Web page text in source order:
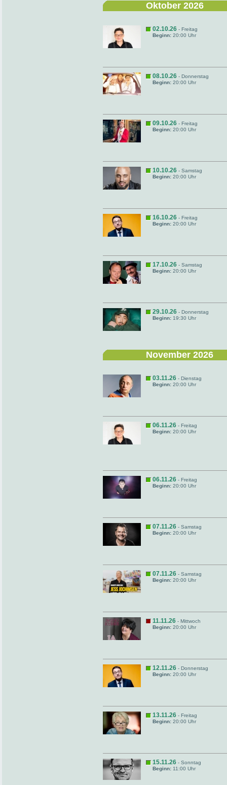
Oktober 2026
02.10.26 - Freitag
Beginn: 20:00 Uhr
08.10.26 - Donnerstag
Beginn: 20:00 Uhr
09.10.26 - Freitag
Beginn: 20:00 Uhr
10.10.26 - Samstag
Beginn: 20:00 Uhr
16.10.26 - Freitag
Beginn: 20:00 Uhr
17.10.26 - Samstag
Beginn: 20:00 Uhr
29.10.26 - Donnerstag
Beginn: 19:30 Uhr
November 2026
03.11.26 - Dienstag
Beginn: 20:00 Uhr
06.11.26 - Freitag
Beginn: 20:00 Uhr
06.11.26 - Freitag
Beginn: 20:00 Uhr
07.11.26 - Samstag
Beginn: 20:00 Uhr
07.11.26 - Samstag
Beginn: 20:00 Uhr
11.11.26 - Mittwoch
Beginn: 20:00 Uhr
12.11.26 - Donnerstag
Beginn: 20:00 Uhr
13.11.26 - Freitag
Beginn: 20:00 Uhr
15.11.26 - Sonntag
Beginn: 11:00 Uhr